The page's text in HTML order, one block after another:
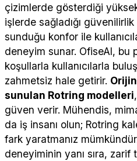
çizimlerde gösterdiği
işlerde sağladığı
sunduğu konfor ile
deneyim sunar. OfiseAl, bu
koşullarla kullanıcılarla
zahmetsiz hale getirir.
sunulan Rotring modelleri
güven verir. Mühendis,
da iş insanı olun; Rotring
fark yaratmanız
deneyiminin yanı sıra, zarif